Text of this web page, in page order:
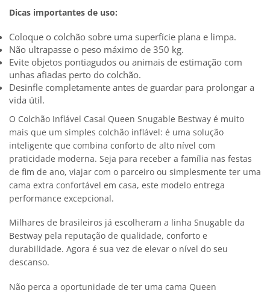
Dicas importantes de uso:
Coloque o colchão sobre uma superfície plana e limpa.
Não ultrapasse o peso máximo de 350 kg.
Evite objetos pontiagudos ou animais de estimação com
unhas afiadas perto do colchão.
Desinfle completamente antes de guardar para prolongar a
vida útil.
O Colchão Inflável Casal Queen Snugable Bestway é muito
mais que um simples colchão inflável: é uma solução
inteligente que combina conforto de alto nível com
praticidade moderna. Seja para receber a família nas festas
de fim de ano, viajar com o parceiro ou simplesmente ter uma
cama extra confortável em casa, este modelo entrega
performance excepcional.
Milhares de brasileiros já escolheram a linha Snugable da
Bestway pela reputação de qualidade, conforto e
durabilidade. Agora é sua vez de elevar o nível do seu
descanso.
Não perca a oportunidade de ter uma cama Queen